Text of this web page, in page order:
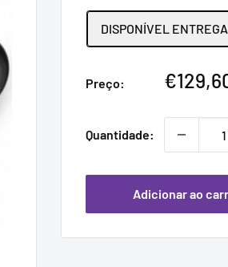
DISPONÍVEL
Preço:
Preço
Quantidade:
Adicionar ao